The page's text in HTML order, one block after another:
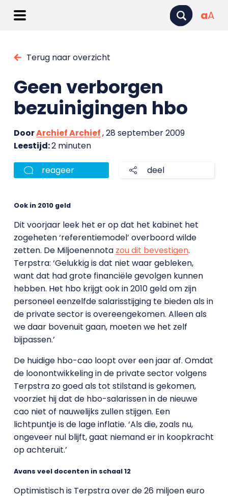
aA
Terug naar overzicht
Geen verborgen
bezuinigingen hbo
DoorArchief Archief, 28 september 2009
Leestijd:2 minuten
reageer deel
Ook in 2010 geld
Dit voorjaar leek het er op dat het kabinet het
zogeheten ‘referentiemodel’ overboord wilde
zetten. De Miljoenennota zou dit bevestigen.
Terpstra: ‘Gelukkig is dat niet waar gebleken,
want dat had grote financiële gevolgen kunnen
hebben. Het hbo krijgt ook in 2010 geld om zijn
personeel eenzelfde salarisstijging te bieden als in
de private sector is overeengekomen. Alleen als
we daar bovenuit gaan, moeten we het zelf
bijpassen.’
De huidige hbo-cao loopt over een jaar af. Omdat
de loonontwikkeling in de private sector volgens
Terpstra zo goed als tot stilstand is gekomen,
voorziet hij dat de hbo-salarissen in de nieuwe
cao niet of nauwelijks zullen stijgen. Een
lichtpuntje is de lage inflatie. ‘Als die, zoals nu,
ongeveer nul blijft, gaat niemand er in koopkracht
op achteruit.’
Avans veel docenten in schaal 12
Optimistisch is Terpstra over de 26 miljoen euro